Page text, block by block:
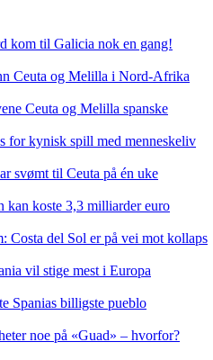
kom til Galicia nok en gang!
Ceuta og Melilla i Nord-Afrika
Ceuta og Melilla spanske
for kynisk spill med menneskeliv
svømt til Ceuta på én uke
kan koste 3,3 milliarder euro
Costa del Sol er på vei mot kollaps
vil stige mest i Europa
Spanias billigste pueblo
noe på «Guad» – hvorfor?